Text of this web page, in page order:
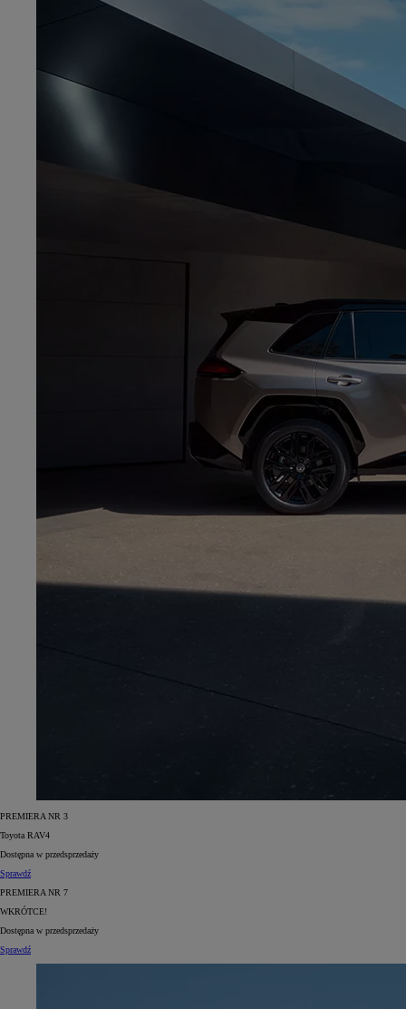
PREMIERA NR 3
Toyota RAV4
Dostępna w przedsprzedaży
Sprawdź
PREMIERA NR 7
WKRÓTCE!
Dostępna w przedsprzedaży
Sprawdź